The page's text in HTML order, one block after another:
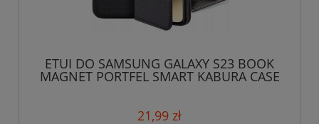
ETUI DO SAMSUNG GALAXY S23 BOOK
MAGNET PORTFEL SMART KABURA CASE
21,99 zł